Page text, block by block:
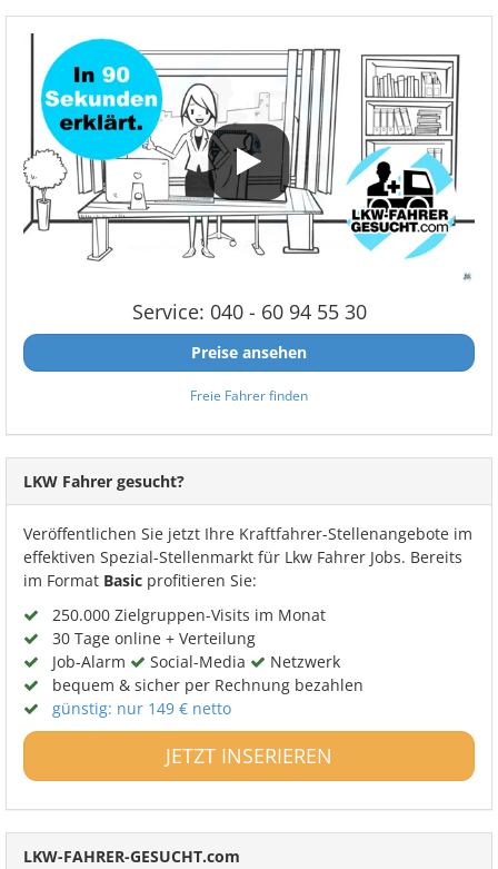
Service: 040 - 60 94 55 30
Preise ansehen
Freie Fahrer finden
LKW Fahrer gesucht?
Veröffentlichen Sie jetzt Ihre Kraftfahrer-Stellenangebote im
effektiven Spezial-Stellenmarkt für Lkw Fahrer Jobs. Bereits
im Format Basic profitieren Sie:
250.000 Zielgruppen-Visits im Monat
30 Tage online + Verteilung
Job-Alarm
Social-Media
Netzwerk
bequem & sicher per Rechnung bezahlen
günstig: nur 149 € netto
JETZT INSERIEREN
LKW-FAHRER-GESUCHT.com